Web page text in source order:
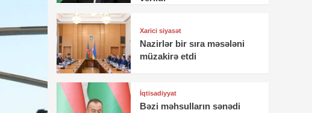
Xarici siyasət
Nazirlər bir sıra məsələni
müzakirə etdi
İqtisadiyyat
Bəzi məhsulların sənədi